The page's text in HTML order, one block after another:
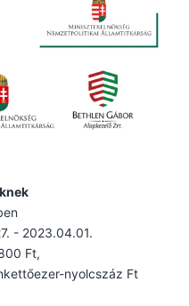
- 2023.04.01.
Ft,
nyolcszáz Ft